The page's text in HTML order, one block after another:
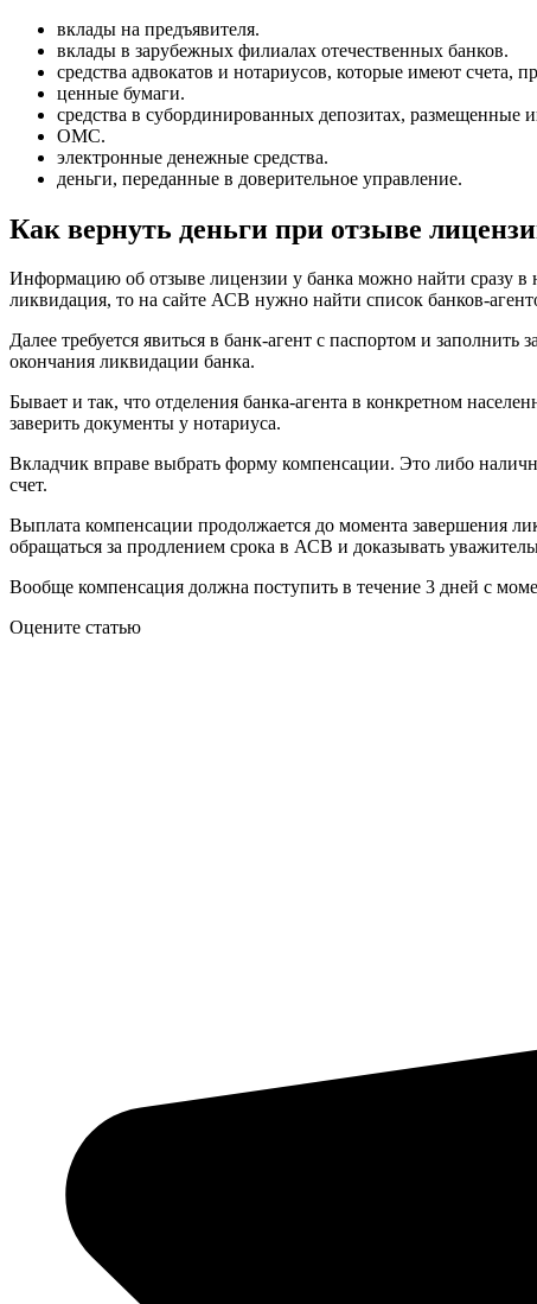
вклады на предъявителя.
вклады в зарубежных филиалах отечественных банков.
средства адвокатов и нотариусов, которые имеют счета,
ценные бумаги.
средства в субординированных депозитах,
ОМС.
электронные денежные средства.
деньги, переданные в доверительное управление.
Как вернуть деньги при отзыве
Информацию об отзыве лицензии у банка можно найти сразу в
ликвидация, то на сайте АСВ нужно найти список банков-
Далее требуется явиться в банк-агент с паспортом и
окончания ликвидации банка.
Бывает и так, что отделения банка-агента в конкретном
заверить документы у нотариуса.
Вкладчик вправе выбрать форму компенсации. Это либо
счет.
Выплата компенсации продолжается до момента завершения
обращаться за продлением срока в АСВ и доказывать
Вообще компенсация должна поступить в течение 3 дней с
Оцените статью